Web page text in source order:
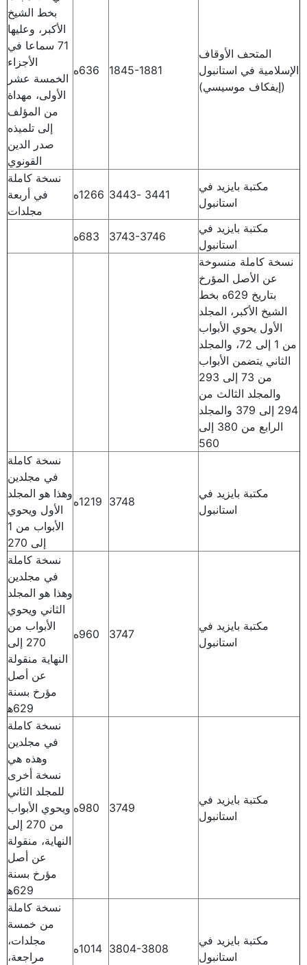
المتحف الأوقاف
الإسلامية في استانبول
(إيفكاف موسيسي)
1845-1881 636ه
بخط الشيخ
الأكبر، وعليها
71 سماعا في
الأجزاء
الخمسة عشر
الأولى، مهداة
من المؤلف
إلى تلميذه
صدر الدين
القونوي
مكتبة بايزيد في
استانبول
3441 -3443 1266ه
نسخة كاملة
في أربعة
مجلدات
مكتبة بايزيد في
استانبول
3743-3746
683ه
نسخة كاملة منسوخة
عن الأصل المؤرخ
بتاريخ 629ه بخط
الشيخ الأكبر، المجلد
الأول يحوي الأبواب
من 1 إلى 72، والمجلد
الثاني يتضمن الأبواب
من 73 إلى 293
والمجلد الثالث من
294 إلى 379 والمجلد
الرابع من 380 إلى
560
مكتبة بايزيد في
استانبول
3748 1219ه
نسخة كاملة
في مجلدين
وهذا هو المجلد
الأول ويحوي
الأبواب من 1
إلى 270
مكتبة بايزيد في
استانبول
3747 960ه
نسخة كاملة
في مجلدين
وهذا هو المجلد
الثاني ويحوي
الأبواب من
270 إلى
النهاية منقولة
عن أصل
مؤرخ بسنة
629ه‍
مكتبة بايزيد في
استانبول
3749 980ه
نسخة كاملة
في مجلدين
وهذه هي
نسخة أخرى
للمجلد الثاني
ويحوي الأبواب
من 270 إلى
النهاية، منقولة
عن أصل
مؤرخ بسنة
629ه‍
مكتبة بايزيد في
استانبول
3804-3808 1014ه
نسخة كاملة
من خمسة
مجلدات،
مراجعة،